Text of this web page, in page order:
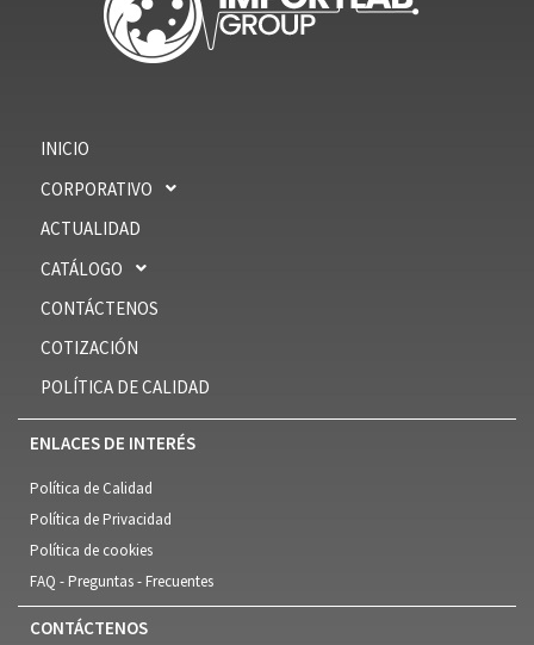
INICIO
CORPORATIVO
ACTUALIDAD
CATÁLOGO
CONTÁCTENOS
COTIZACIÓN
POLÍTICA DE CALIDAD
ENLACES DE INTERÉS
Política de Calidad
Política de Privacidad
Política de cookies
FAQ - Preguntas - Frecuentes
CONTÁCTENOS